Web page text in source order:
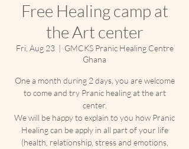
Free Healing camp at
the Art center
Fri, Aug 23
  |
GMCKS Pranic Healing Centre
Ghana
One a month during 2 days, you are welcome
to come and try Pranic healing at the art
center.
We will be happy to explain to you how Pranic
Healing can be apply in all part of your life
(health, relationship, stress and emotions,